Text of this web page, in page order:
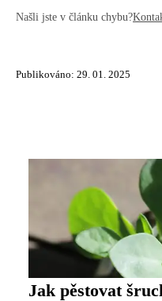
Našli jste v článku chybu?
Publikováno: 29. 01. 2025
Jak pěstovat